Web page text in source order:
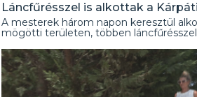
Láncfűrésszel is alkottak a
A mesterek három napon keresztül
mögötti területen, többen